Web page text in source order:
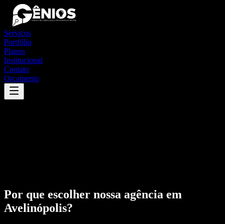
Serviços
Portfólio
Planos
Institucional
Contato
Orçamento
Por que escolher nossa agência em
Avelinópolis?